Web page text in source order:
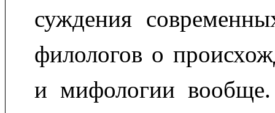
суждения
филологов о
и мифологии